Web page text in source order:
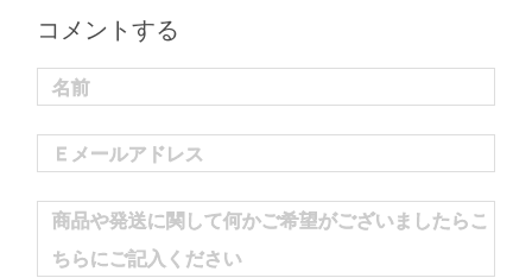
コメントする
名前
Ｅメールアドレス
商品や発送に関して何かご希望がございましたらこ
ちらにご記入ください